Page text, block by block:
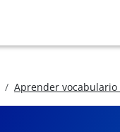
Aprender vocabulario